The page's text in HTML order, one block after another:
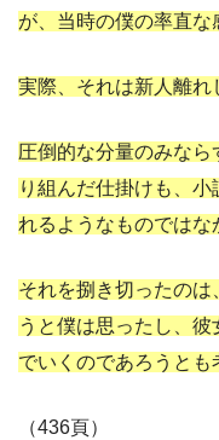
が、当時の僕の率直な
実際、それは新人離れ
圧倒的な分量のみなら
り組んだ仕掛けも、
れるようなものではな
それを捌き切ったの
うと僕は思ったし、
でいくのであろうとも
（436頁）